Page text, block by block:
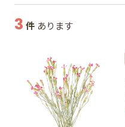
3 件 あります